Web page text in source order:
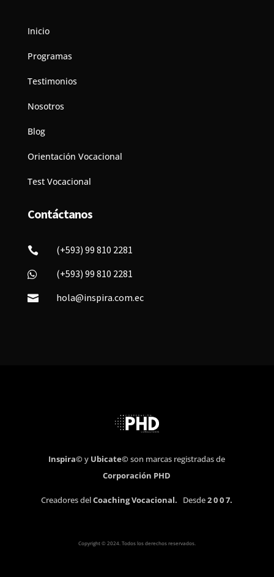
Inicio
Programas
Testimonios
Nosotros
Blog
Orientación Vocacional
Test Vocacional
Contáctanos
 (+593) 99 810 2281
 (+593) 99 810 2281
 hola@inspira.com.ec
Inspira©y Ubicate©son marcas registradas de
Corporación PHD
Creadores delCoaching Vocacional. Desde2 0 0 7.
Copyright © 2024. Todos los derechos reservados.